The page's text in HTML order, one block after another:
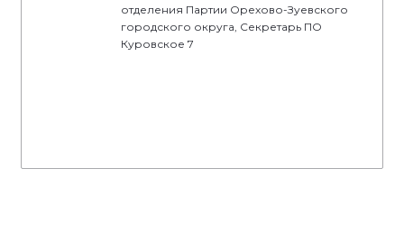
отделения Партии Орехово-Зуевского
городского округа, Секретарь ПО
Куровское 7